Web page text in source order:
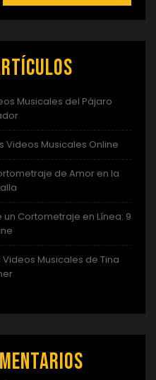
Musicales del Pájaro
Videos Musicales Online
de Amor en la
Cortometraje en Línea: 9
Musicales de Tina